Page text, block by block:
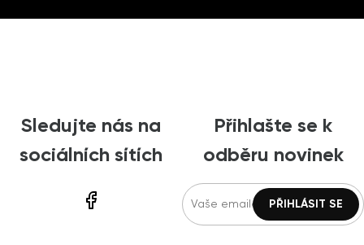
Sledujte nás na
sociálních sítích
Přihlašte se k
odběru novinek